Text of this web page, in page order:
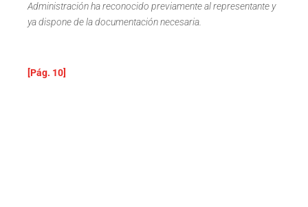
Administración ha reconocido previamente al representante y
ya dispone de la documentación necesaria.
[Pág. 10]